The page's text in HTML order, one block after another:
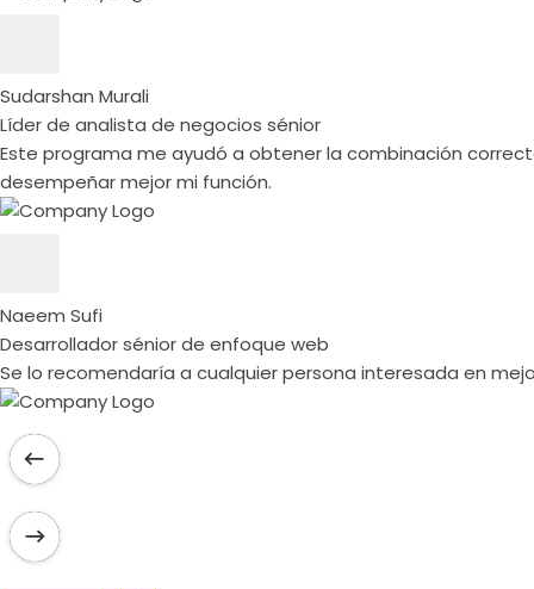
Sudarshan Murali
Líder de analista de negocios sénior
Este programa me ayudó a obtener la combinación
desempeñar mejor mi función.
Naeem Sufi
Desarrollador sénior de enfoque web
Se lo recomendaría a cualquier persona interesada en